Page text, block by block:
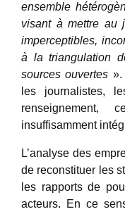
ensemble
visant à mettre au
imperceptibles,
à la triangulation
sources ouvertes ».
les journalistes,
renseignement,
insuffisamment
L’analyse des
de reconstituer les
les rapports de
acteurs. En ce